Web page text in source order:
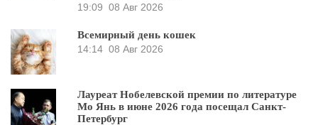
19:09 08 Авг 2026
Всемирный день кошек
14:14 08 Авг 2026
Лауреат Нобелевской премии по литературе
Мо Янь в июне 2026 года посещал Санкт-
Петербург